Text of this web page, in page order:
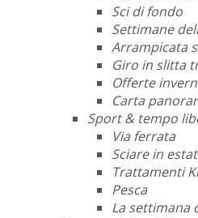
Sci di fondo
Settimane
Arrampicata
Giro in slitta
Offerte
Carta
Sport & tempo
Via ferrata
Sciare in
Trattamenti
Pesca
La settimana